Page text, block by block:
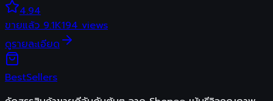
4.94
ขายแล้ว 9.1K194 views
ดูรายละเอียด
BestSellers